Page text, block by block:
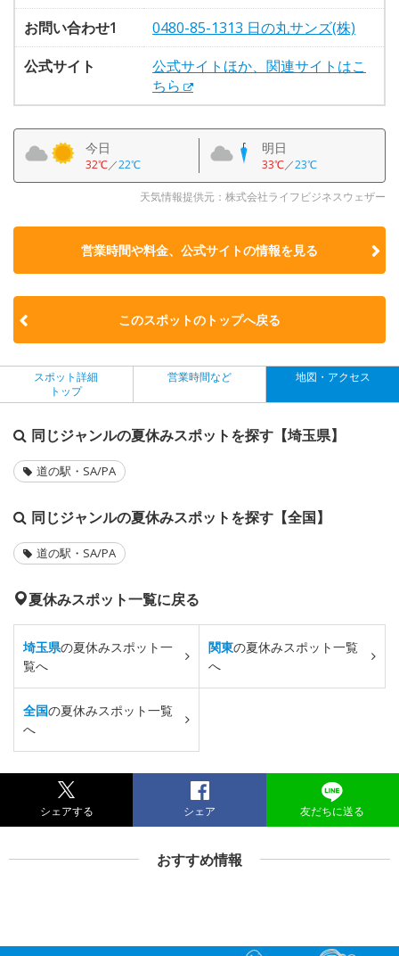
お問い合わせ1
0480-85-1313 日の丸サンズ(株)
公式サイト
公式サイトほか、関連サイトはこ
ちら
今日
32℃／22℃
明日
33℃／23℃
天気情報提供元：株式会社ライフビジネスウェザー
営業時間や料金、公式サイトの情報を見る
このスポットのトップへ戻る
スポット詳細
トップ
営業時間など 地図・アクセス
同じジャンルの夏休みスポットを探す【埼玉県】
道の駅・SA/PA
同じジャンルの夏休みスポットを探す【全国】
道の駅・SA/PA
夏休みスポット一覧に戻る
埼玉県の夏休みスポット一
覧へ
関東の夏休みスポット一覧
へ
全国の夏休みスポット一覧
へ
シェアする シェア 友だちに送る
おすすめ情報